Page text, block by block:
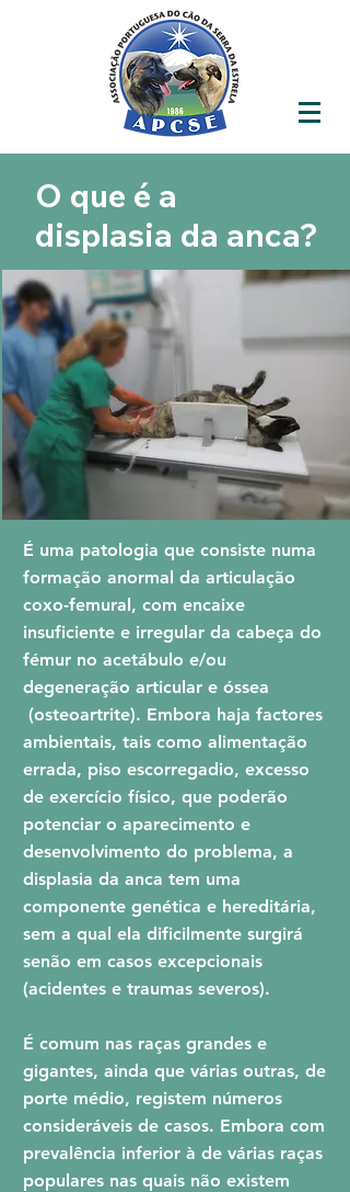
O que é a
displasia da anca?
É uma patologia que consiste numa
formação anormal da articulação
coxo-femural, com encaixe
insuficiente e irregular da cabeça do
fémur no acetábulo e/ou
degeneração articular e óssea
(osteoartrite). Embora haja factores
ambientais, tais como alimentação
errada, piso escorregadio, excesso
de exercício físico, que poderão
potenciar o aparecimento e
desenvolvimento do problema, a
displasia da anca tem uma
componente genética e hereditária,
sem a qual ela dificilmente surgirá
senão em casos excepcionais
(acidentes e traumas severos).
É comum nas raças grandes e
gigantes, ainda que várias outras, de
porte médio, registem números
consideráveis de casos. Embora com
prevalência inferior à de várias raças
populares nas quais não existem